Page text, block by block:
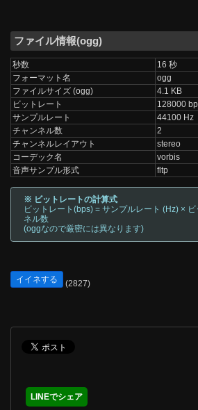
ファイル情報(ogg)
秒数
16 秒
フォーマット名
ogg
ファイルサイズ (ogg)
4.1 KB
ビットレート
128000
サンプルレート
44100 Hz
チャンネル数
2
チャンネルレイアウト
stereo
コーデック名
vorbis
音声サンプル形式
fltp
※ ビットレートの計算式
ビットレート(bps) = サンプルレート (Hz) ×
ネル数
(oggなので厳密には異なります)
イイネする (2827)
LINEでシェア